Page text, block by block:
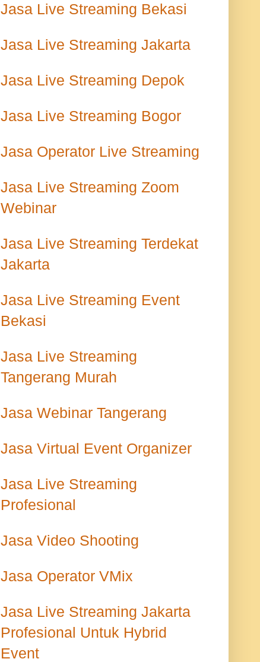
Jasa Live Streaming Bekasi
Jasa Live Streaming Jakarta
Jasa Live Streaming Depok
Jasa Live Streaming Bogor
Jasa Operator Live Streaming
Jasa Live Streaming Zoom
Webinar
Jasa Live Streaming Terdekat
Jakarta
Jasa Live Streaming Event
Bekasi
Jasa Live Streaming
Tangerang Murah
Jasa Webinar Tangerang
Jasa Virtual Event Organizer
Jasa Live Streaming
Profesional
Jasa Video Shooting
Jasa Operator VMix
Jasa Live Streaming Jakarta
Profesional Untuk Hybrid
Event